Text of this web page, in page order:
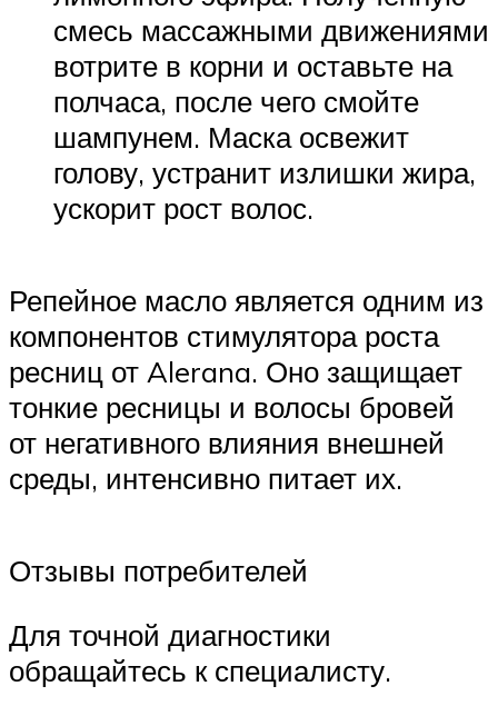
смесь массажными движениями
вотрите в корни и оставьте на
полчаса, после чего смойте
шампунем. Маска освежит
голову, устранит излишки жира,
ускорит рост волос.
Репейное масло является одним из
компонентов стимулятора роста
ресниц от Alerana. Оно защищает
тонкие ресницы и волосы бровей
от негативного влияния внешней
среды, интенсивно питает их.
Отзывы потребителей
Для точной диагностики
обращайтесь к специалисту.